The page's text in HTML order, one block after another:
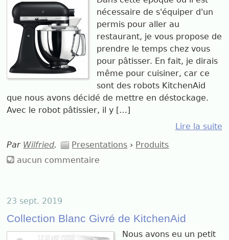
nécessaire de s'équiper d'un
permis pour aller au
restaurant, je vous propose de
prendre le temps chez vous
pour pâtisser. En fait, je dirais
même pour cuisiner, car ce
sont des robots KitchenAid
que nous avons décidé de mettre en déstockage.
Avec le robot pâtissier, il y […]
Lire la suite
Par Wilfried. Presentations › Produits
aucun commentaire
23 sept. 2019
Collection Blanc Givré de KitchenAid
Nous avons eu un petit